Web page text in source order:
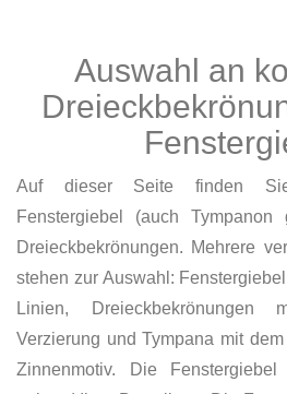
Auswahl an
Auf dieser Seite finden
Fenstergiebel (auch
Dreieckbekrönungen. Mehrere
stehen zur Auswahl:
Linien, Dreieckbekrönungen
Verzierung und Tympana mit
Zinnenmotiv. Die